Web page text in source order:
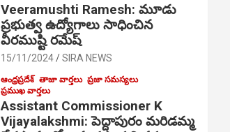
Veeramushti Ramesh: మూడు
ప్రభుత్వ ఉద్యోగాలు సాధించిన
వీరముష్టి రమేష్
15/11/2024 SIRA NEWS
ఆంధ్రప్రదేశ్ తాజా వార్తలు ప్రజా సమస్యలు
ప్రముఖ వార్తలు
Assistant Commissioner K
Vijayalakshmi: పెద్దాపురం మరిడమ్మ